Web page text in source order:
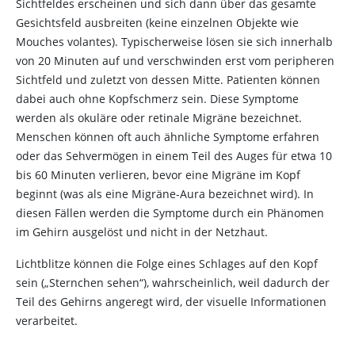
Sichtfeldes erscheinen und sich dann über das gesamte
Gesichtsfeld ausbreiten (keine einzelnen Objekte wie
Mouches volantes). Typischerweise lösen sie sich innerhalb
von 20 Minuten auf und verschwinden erst vom peripheren
Sichtfeld und zuletzt von dessen Mitte. Patienten können
dabei auch ohne Kopfschmerz sein. Diese Symptome
werden als okuläre oder retinale Migräne bezeichnet.
Menschen können oft auch ähnliche Symptome erfahren
oder das Sehvermögen in einem Teil des Auges für etwa 10
bis 60 Minuten verlieren, bevor eine Migräne im Kopf
beginnt (was als eine Migräne-Aura bezeichnet wird). In
diesen Fällen werden die Symptome durch ein Phänomen
im Gehirn ausgelöst und nicht in der Netzhaut.
Lichtblitze können die Folge eines Schlages auf den Kopf
sein („Sternchen sehen“), wahrscheinlich, weil dadurch der
Teil des Gehirns angeregt wird, der visuelle Informationen
verarbeitet.